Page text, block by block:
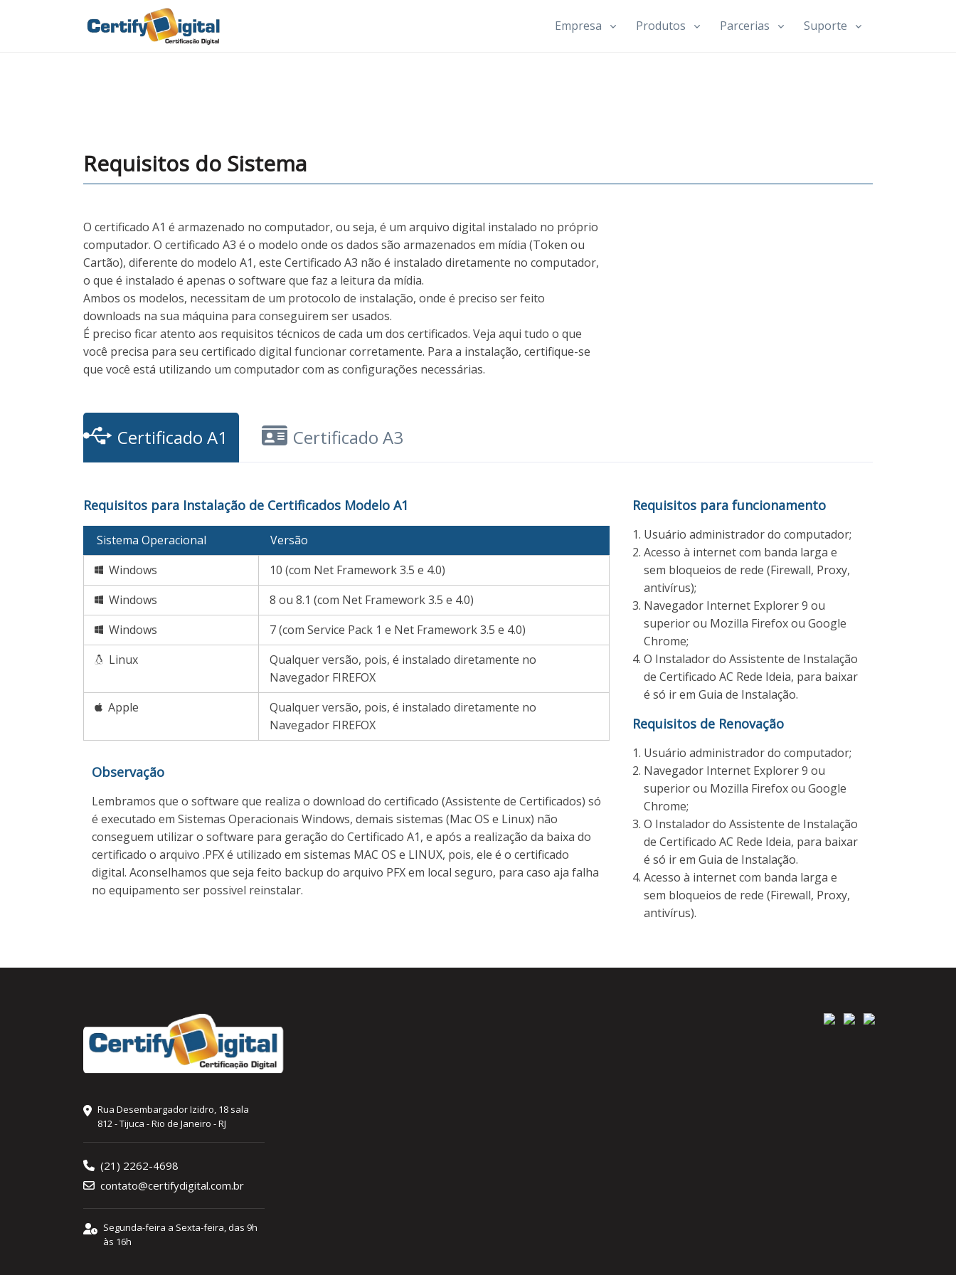
Empresa Produtos Parcerias Suporte
Requisitos do Sistema
O certificado A1 é armazenado no computador, ou seja, é um arquivo digital instalado no próprio
computador. O certificado A3 é o modelo onde os dados são armazenados em mídia (Token ou
Cartão), diferente do modelo A1, este Certificado A3 não é instalado diretamente no computador,
o que é instalado é apenas o software que faz a leitura da mídia.
Ambos os modelos, necessitam de um protocolo de instalação, onde é preciso ser feito
downloads na sua máquina para conseguirem ser usados.
É preciso ficar atento aos requisitos técnicos de cada um dos certificados. Veja aqui tudo o que
você precisa para seu certificado digital funcionar corretamente. Para a instalação, certifique-se
que você está utilizando um computador com as configurações necessárias.
Certificado A1 Certificado A3
Requisitos para Instalação de Certificados Modelo A1
Sistema Operacional
Versão
Windows
10 (com Net Framework 3.5 e 4.0)
Windows
8 ou 8.1 (com Net Framework 3.5 e 4.0)
Windows
7 (com Service Pack 1 e Net Framework 3.5 e 4.0)
Linux
Qualquer versão, pois, é instalado diretamente no
Navegador FIREFOX
Apple
Qualquer versão, pois, é instalado diretamente no
Navegador FIREFOX
Observação
Lembramos que o software que realiza o download do certificado (Assistente de Certificados) só
é executado em Sistemas Operacionais Windows, demais sistemas (Mac OS e Linux) não
conseguem utilizar o software para geração do Certificado A1, e após a realização da baixa do
certificado o arquivo .PFX é utilizado em sistemas MAC OS e LINUX, pois, ele é o certificado
digital. Aconselhamos que seja feito backup do arquivo PFX em local seguro, para caso aja falha
no equipamento ser possivel reinstalar.
Requisitos para funcionamento
Usuário administrador do computador;
Acesso à internet com banda larga e
sem bloqueios de rede (Firewall, Proxy,
antivírus);
Navegador Internet Explorer 9 ou
superior ou Mozilla Firefox ou Google
Chrome;
O Instalador do Assistente de Instalação
de Certificado AC Rede Ideia, para baixar
é só ir em Guia de Instalação.
Requisitos de Renovação
Usuário administrador do computador;
Navegador Internet Explorer 9 ou
superior ou Mozilla Firefox ou Google
Chrome;
O Instalador do Assistente de Instalação
de Certificado AC Rede Ideia, para baixar
é só ir em Guia de Instalação.
Acesso à internet com banda larga e
sem bloqueios de rede (Firewall, Proxy,
antivírus).
Rua Desembargador Izidro, 18 sala
812 - Tijuca - Rio de Janeiro - RJ
(21) 2262-4698
contato@certifydigital.com.br
Segunda-feira a Sexta-feira, das 9h
às 16h